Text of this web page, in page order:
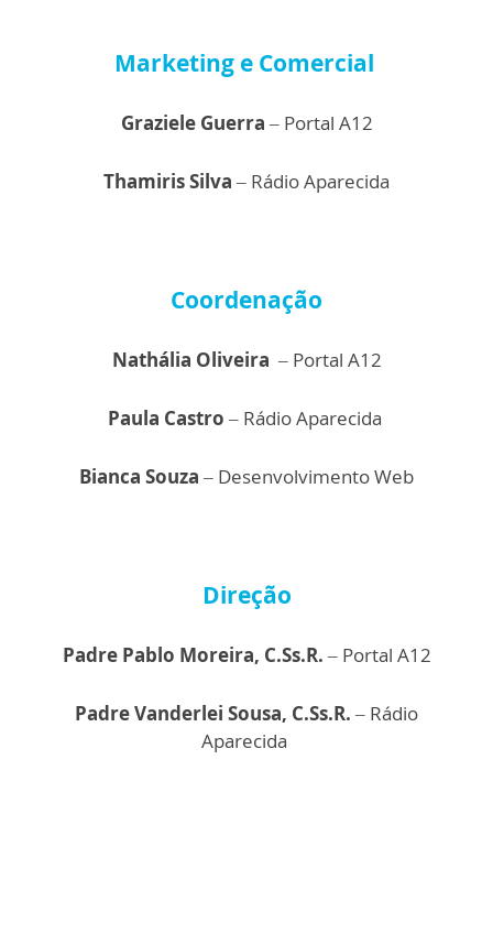
Marketing e Comercial
Graziele Guerra – Portal A12
Thamiris Silva – Rádio Aparecida
Coordenação
Nathália Oliveira – Portal A12
Paula Castro – Rádio Aparecida
Bianca Souza – Desenvolvimento Web
Direção
Padre Pablo Moreira, C.Ss.R. – Portal A12
Padre Vanderlei Sousa, C.Ss.R. – Rádio
Aparecida